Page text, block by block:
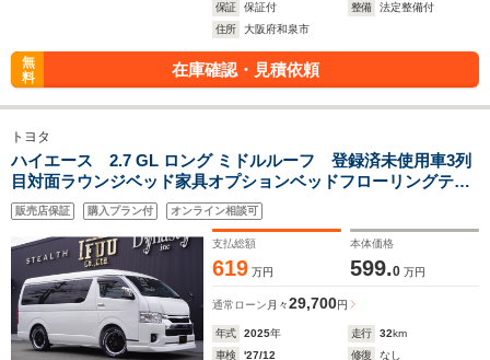
保証
保証付 整備
法定整備付
住所
大阪府和泉市
無
料
在庫確認・見積依頼
トヨタ
ハイエース 2.7 GL ロング ミドルルーフ 登録済未使用車3列
目対面ラウンジベッド家具オプションベッドフローリングテー
ブルIF-WB8カロッツエリアナビ後席モニター天井スピーカーミ
ラーリングウッドインテリアバケットシートカバーセンターコ
ンソール
販売店保証 購入プラン付 オンライン相談可
支払総額
619 万円
本体価格
599.0 万円
通常ローン 月々29,700円
年式 2025年 走行 32km
車検
'27/12 修復
なし